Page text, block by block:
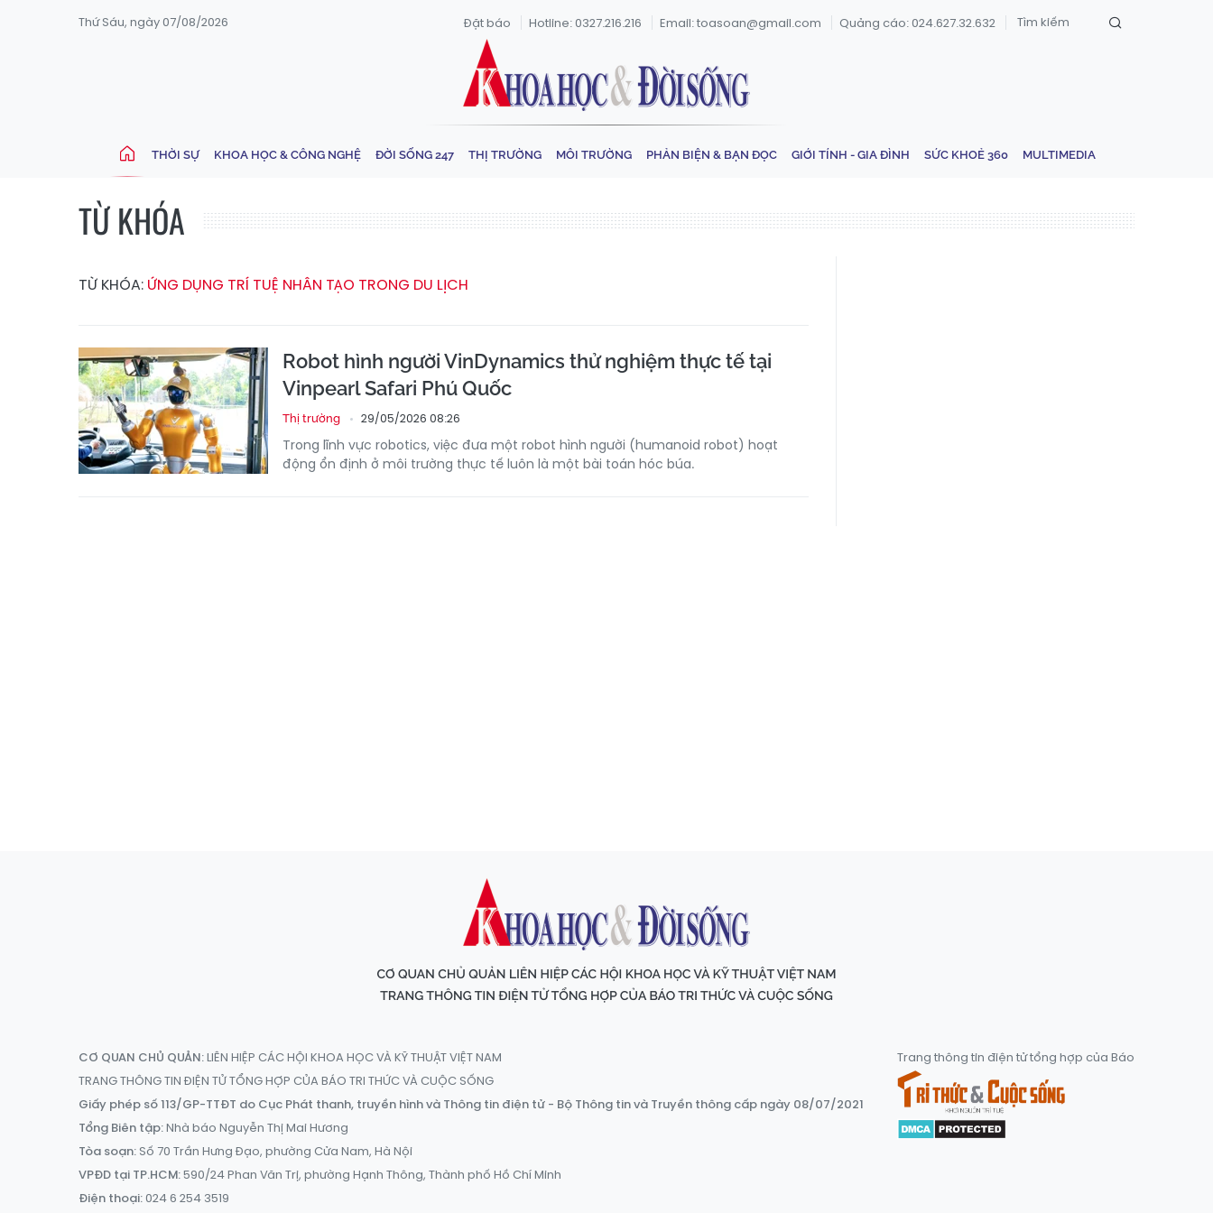
Thứ Sáu, ngày 07/08/2026 Đặt báo Hotline: 0327.216.216 Email: toasoan@gmail.com Quảng cáo: 024.627.32.632
THỜI SỰ KHOA HỌC & CÔNG NGHỆ ĐỜI SỐNG 247 THỊ TRƯỜNG MÔI TRƯỜNG PHẢN BIỆN & BẠN ĐỌC GIỚI TÍNH - GIA ĐÌNH SỨC KHOẺ 360 MULTIMEDIA
TỪ KHÓA
TỪ KHÓA: ỨNG DỤNG TRÍ TUỆ NHÂN TẠO TRONG DU LỊCH
Robot hình người VinDynamics thử nghiệm thực tế tại
Vinpearl Safari Phú Quốc
Thị trường 29/05/2026 08:26
Trong lĩnh vực robotics, việc đưa một robot hình người (humanoid robot) hoạt
động ổn định ở môi trường thực tế luôn là một bài toán hóc búa.
CƠ QUAN CHỦ QUẢN:LIÊN HIỆP CÁC HỘI KHOA HỌC VÀ KỸ THUẬT VIỆT NAM
TRANG THÔNG TIN ĐIỆN TỬ TỔNG HỢP CỦA BÁO TRI THỨC VÀ CUỘC SỐNG
Giấy phép số 113/GP-TTĐT do Cục Phát thanh, truyền hình và Thông tin điện tử - Bộ Thông tin và Truyền thông cấp ngày 08/07/2021
Tổng Biên tập:Nhà báo Nguyễn Thị Mai Hương
Tòa soạn:Số 70 Trần Hưng Đạo, phường Cửa Nam, Hà Nội
VPĐD tại TP.HCM:590/24 Phan Văn Trị, phường Hạnh Thông, Thành phố Hồ Chí Minh
Điện thoại:024 6 254 3519
Trang thông tin điện tử tổng hợp của Báo